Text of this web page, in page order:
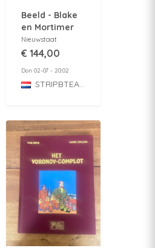
Beeld - Blake
en Mortimer
25 cm. -
Collectoys -
Nieuwstaat
€ 144,00
Don 02-07 - 20:02
STRIPBTEASER